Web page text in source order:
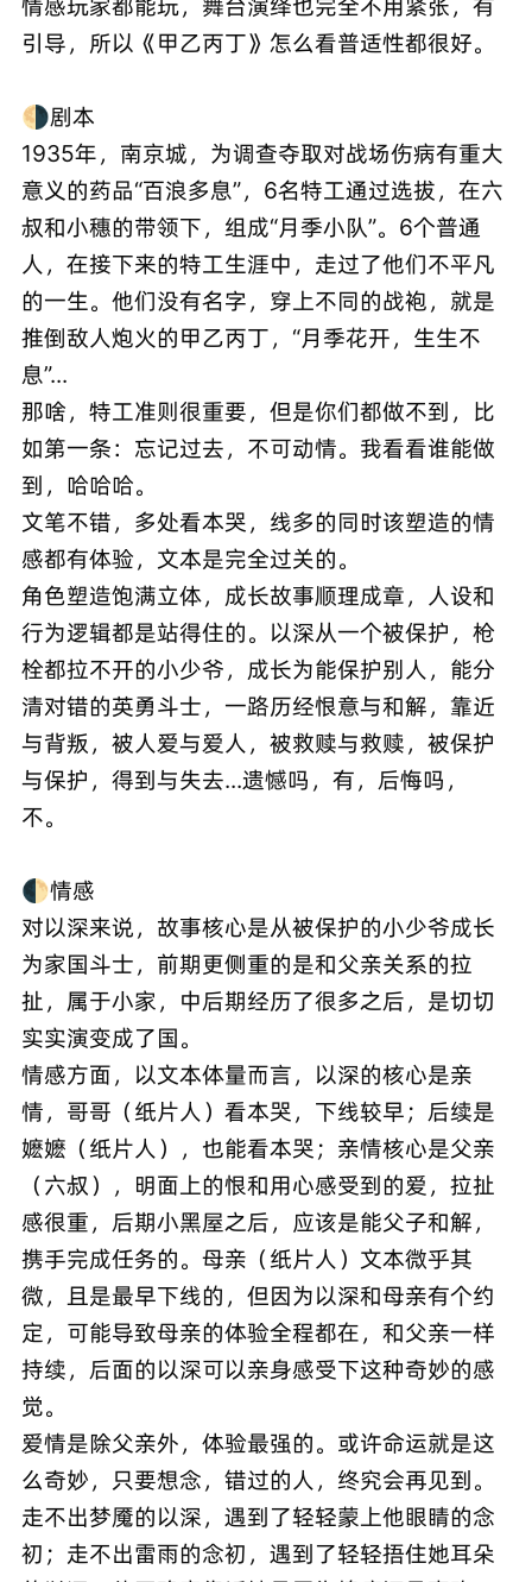
情感玩家都能玩，舞台演绎也完全不用紧张，有
引导，所以《甲乙丙丁》怎么看普适性都很好。
🌗剧本
1935年，南京城，为调查夺取对战场伤病有重大
意义的药品“百浪多息”，6名特工通过选拔，在六
叔和小穗的带领下，组成“月季小队”。6个普通
人，在接下来的特工生涯中，走过了他们不平凡
的一生。他们没有名字，穿上不同的战袍，就是
推倒敌人炮火的甲乙丙丁，“月季花开，生生不
息”...
那啥，特工准则很重要，但是你们都做不到，比
如第一条：忘记过去，不可动情。我看看谁能做
到，哈哈哈。
文笔不错，多处看本哭，线多的同时该塑造的情
感都有体验，文本是完全过关的。
角色塑造饱满立体，成长故事顺理成章，人设和
行为逻辑都是站得住的。以深从一个被保护，枪
栓都拉不开的小少爷，成长为能保护别人，能分
清对错的英勇斗士，一路历经恨意与和解，靠近
与背叛，被人爱与爱人，被救赎与救赎，被保护
与保护，得到与失去...遗憾吗，有，后悔吗，
不。
🌓情感
对以深来说，故事核心是从被保护的小少爷成长
为家国斗士，前期更侧重的是和父亲关系的拉
扯，属于小家，中后期经历了很多之后，是切切
实实演变成了国。
情感方面，以文本体量而言，以深的核心是亲
情，哥哥（纸片人）看本哭，下线较早；后续是
嬷嬷（纸片人），也能看本哭；亲情核心是父亲
（六叔），明面上的恨和用心感受到的爱，拉扯
感很重，后期小黑屋之后，应该是能父子和解，
携手完成任务的。母亲（纸片人）文本微乎其
微，且是最早下线的，但因为以深和母亲有个约
定，可能导致母亲的体验全程都在，和父亲一样
持续，后面的以深可以亲身感受下这种奇妙的感
觉。
爱情是除父亲外，体验最强的。或许命运就是这
么奇妙，只要想念，错过的人，终究会再见到。
走不出梦魇的以深，遇到了轻轻蒙上他眼睛的念
初；走不出雷雨的念初，遇到了轻轻捂住她耳朵